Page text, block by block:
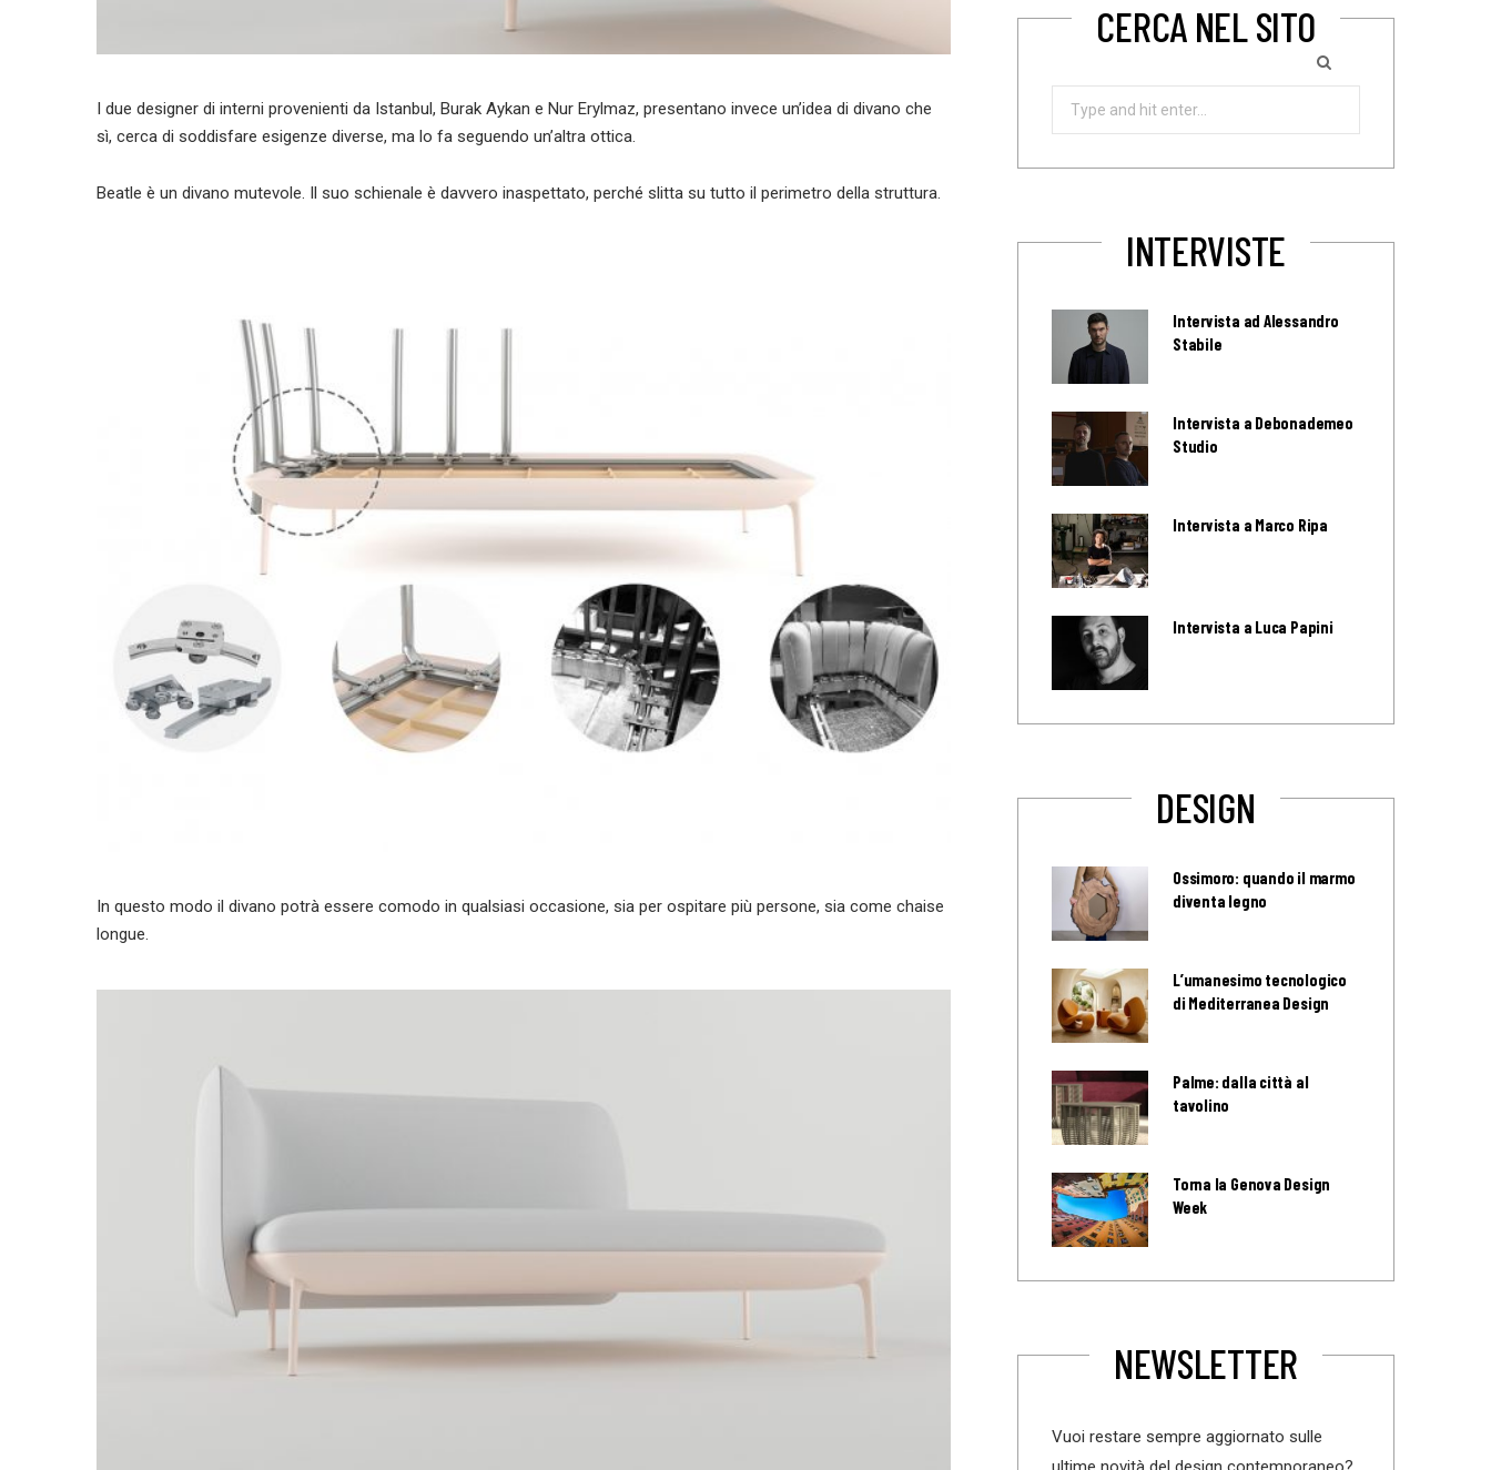
I due designer di interni provenienti da Istanbul, Burak Aykan e Nur Erylmaz, presentano invece un’idea di divano che
sì, cerca di soddisfare esigenze diverse, ma lo fa seguendo un’altra ottica.
Beatle è un divano mutevole. Il suo schienale è davvero inaspettato, perché slitta su tutto il perimetro della struttura.
In questo modo il divano potrà essere comodo in qualsiasi occasione, sia per ospitare più persone, sia come chaise
longue.
CERCA NEL SITO
Search
INTERVISTE
Intervista ad Alessandro
Stabile
Intervista a Debonademeo
Studio
Intervista a Marco Ripa
Intervista a Luca Papini
DESIGN
Ossimoro: quando il marmo
diventa legno
L’umanesimo tecnologico
di Mediterranea Design
Palme: dalla città al
tavolino
Torna la Genova Design
Week
NEWSLETTER
Vuoi restare sempre aggiornato sulle